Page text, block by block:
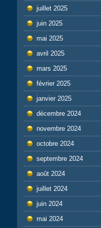
juillet 2025
juin 2025
mai 2025
avril 2025
mars 2025
février 2025
janvier 2025
décembre 2024
novembre 2024
octobre 2024
septembre 2024
août 2024
juillet 2024
juin 2024
mai 2024